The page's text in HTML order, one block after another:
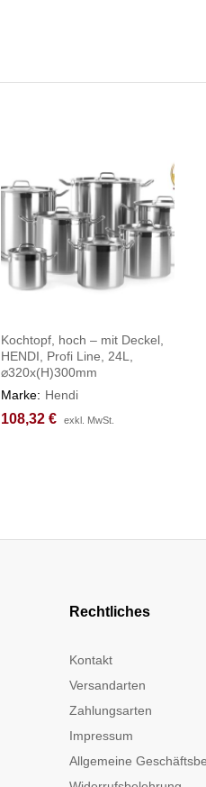
Kochtopf, hoch – mit Deckel,
HENDI, Profi Line, 24L,
⌀320x(H)300mm
Marke: Hendi
108,32 € exkl. MwSt.
108,32 € exkl. MwSt.
Rechtliches
Kontakt
Versandarten
Zahlungsarten
Impressum
Allgemeine